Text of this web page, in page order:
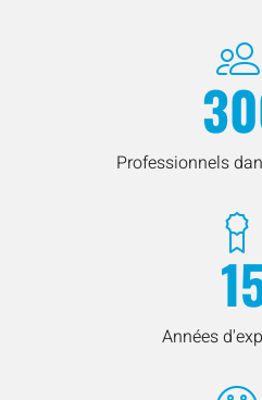
Professionnels
Années